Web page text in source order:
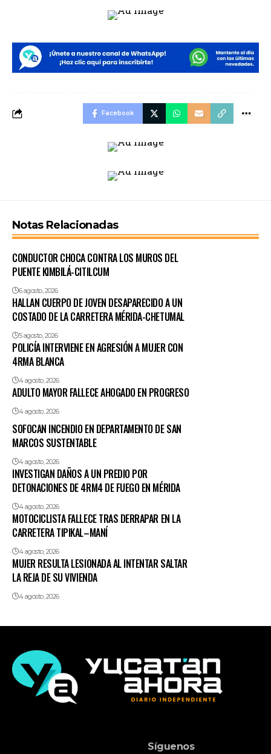
Facebook
Notas Relacionadas
CONDUCTOR CHOCA CONTRA LOS MUROS DEL
PUENTE KIMBILÁ-CITILCUM
6 agosto, 2026
HALLAN CUERPO DE JOVEN DESAPARECIDO A UN
COSTADO DE LA CARRETERA MÉRIDA-CHETUMAL
5 agosto, 2026
POLICÍA INTERVIENE EN AGRESIÓN A MUJER CON
4RMA BLANCA
4 agosto, 2026
ADULTO MAYOR FALLECE AHOGADO EN PROGRESO
4 agosto, 2026
SOFOCAN INCENDIO EN DEPARTAMENTO DE SAN
MARCOS SUSTENTABLE
4 agosto, 2026
INVESTIGAN DAÑOS A UN PREDIO POR
DETONACIONES DE 4RM4 DE FUEGO EN MÉRIDA
4 agosto, 2026
MOTOCICLISTA FALLECE TRAS DERRAPAR EN LA
CARRETERA TIPIKAL–MANÍ
4 agosto, 2026
MUJER RESULTA LESIONADA AL INTENTAR SALTAR
LA REJA DE SU VIVIENDA
4 agosto, 2026
Síguenos